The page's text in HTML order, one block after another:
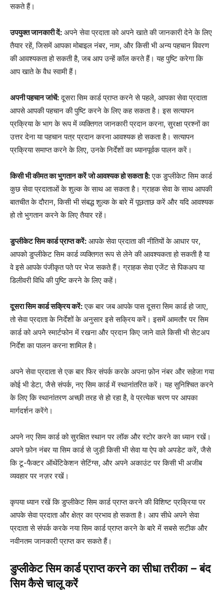
सकते हैं।
उपयुक्त जानकारी दें: अपने सेवा प्रदाता को अपने खाते की जानकारी देने के लिए
तैयार रहें, जिसमें आपका मोबाइल नंबर, नाम, और किसी भी अन्य पहचान विवरण
की आवश्यकता हो सकती है, जब आप उन्हें कॉल करते हैं। यह पुष्टि करेगा कि
आप खाते के वैध स्वामी हैं।
अपनी पहचान जांचें:दूसरा सिम कार्ड प्राप्त करने से पहले, आपका सेवा प्रदाता
आपसे आपकी पहचान की पुष्टि करने के लिए कह सकता है। इस सत्यापन
प्रक्रिया के भाग के रूप में व्यक्तिगत जानकारी प्रदान करना, सुरक्षा प्रश्नों का
उत्तर देना या पहचान पत्र प्रदान करना आवश्यक हो सकता है। सत्यापन
प्रक्रिया समाप्त करने के लिए, उनके निर्देशों का ध्यानपूर्वक पालन करें।
किसी भी कीमत का भुगतान करें जो आवश्यक हो सकता है:एक डुप्लीकेट सिम कार्ड
कुछ सेवा प्रदाताओं के शुल्क के साथ आ सकता है। ग्राहक सेवा के साथ आपकी
बातचीत के दौरान, किसी भी संबद्ध शुल्क के बारे में पूछताछ करें और यदि आवश्यक
हो तो भुगतान करने के लिए तैयार रहें।
डुप्लीकेट सिम कार्ड प्राप्त करें: आपके सेवा प्रदाता की नीतियों के आधार पर,
आपको डुप्लीकेट सिम कार्ड व्यक्तिगत रूप से लेने की आवश्यकता हो सकती है या
वे इसे आपके पंजीकृत पते पर भेज सकते हैं। ग्राहक सेवा एजेंट से पिकअप या
डिलीवरी विधि की पुष्टि करने के लिए कहें।
दूसरा सिम कार्ड सक्रिय करें:एक बार जब आपके पास दूसरा सिम कार्ड हो जाए,
तो सेवा प्रदाता के निर्देशों के अनुसार इसे सक्रिय करें। इसमें आमतौर पर सिम
कार्ड को अपने स्मार्टफोन में रखना और प्रदान किए जाने वाले किसी भी सेटअप
निर्देश का पालन करना शामिल है।
अपने सेवा प्रदाता से एक बार फिर संपर्क करके अपना फ़ोन नंबर और सहेजा गया
कोई भी डेटा, जैसे संपर्क, नए सिम कार्ड में स्थानांतरित करें। यह सुनिश्चित करने
के लिए कि स्थानांतरण अच्छी तरह से हो रहा है, वे प्रत्येक चरण पर आपका
मार्गदर्शन करेंगे।
अपने नए सिम कार्ड को सुरक्षित स्थान पर लॉक और स्टोर करने का ध्यान रखें।
अपने फ़ोन नंबर या सिम कार्ड से जुड़ी किसी भी सेवा या ऐप को अपडेट करें, जैसे
कि टू-फैक्टर ऑथेंटिकेशन सेटिंग्स, और अपने अकाउंट पर किसी भी अजीब
व्यवहार पर नज़र रखें।
कृपया ध्यान रखें कि डुप्लीकेट सिम कार्ड प्राप्त करने की विशिष्ट प्रक्रिया पर
आपके सेवा प्रदाता और क्षेत्र का प्रभाव हो सकता है। आप सीधे अपने सेवा
प्रदाता से संपर्क करके नया सिम कार्ड प्राप्त करने के बारे में सबसे सटीक और
नवीनतम जानकारी प्राप्त कर सकते हैं।
डुप्लीकेट सिम कार्ड प्राप्त करने का सीधा तरीका – बंद
सिम कैसे चालू करें